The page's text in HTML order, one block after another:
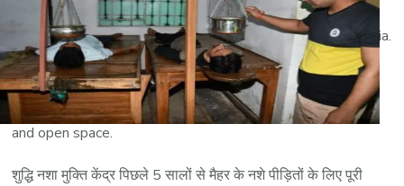
center in Maihar was a great boon in Maihar. After
deaddiction center in Bhopal we are moving to all over India.
Top Nasha mukti kendra Maihar, with best facility, Best
Nasha Mukti center in Maihar. Nasha Mukti center Bhopal
provides best treatment. We also provides facility of Gym
and open space.
शुद्धि नशा मुक्ति केंद्र पिछले 5 सालों से मैहर के नशे पीड़ितों के लिए पूरी